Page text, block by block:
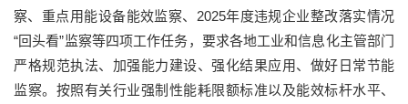
察、重点用能设备能效监察、2025年度违规企业整改落实情况
“回头看”监察等四项工作任务，要求各地工业和信息化主管部门
严格规范执法、加强能力建设、强化结果应用、做好日常节能
监察。按照有关行业强制性能耗限额标准以及能效标杆水平、